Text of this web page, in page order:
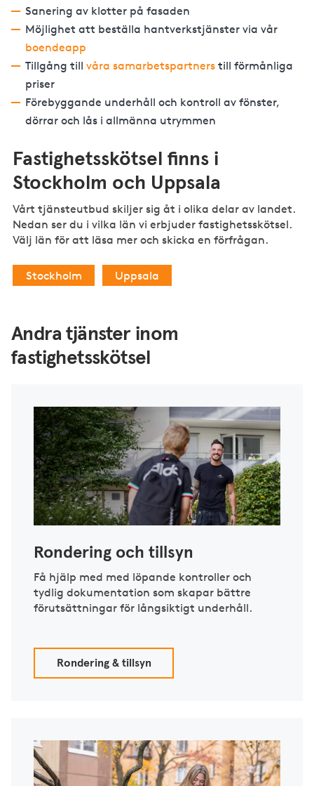
Sanering av klotter på fasaden
Möjlighet att beställa hantverkstjänster via vår
boendeapp
Tillgång till våra samarbetspartnerstill förmånliga
priser
Förebyggande underhåll och kontroll av fönster,
dörrar och lås i allmänna utrymmen
Fastighetsskötsel finns i
Stockholm och Uppsala
Vårt tjänsteutbud skiljer sig åt i olika delar av landet.
Nedan ser du i vilka län vi erbjuder fastighetsskötsel.
Välj län för att läsa mer och skicka en förfrågan.
Stockholm Uppsala
Andra tjänster inom
fastighetsskötsel
Rondering och tillsyn
Få hjälp med med löpande kontroller och
tydlig dokumentation som skapar bättre
förutsättningar för långsiktigt underhåll.
Rondering & tillsyn